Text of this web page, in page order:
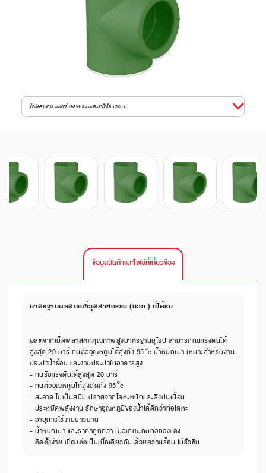
ข้อต่อสามทาง พีพีอาร์ เอสซีจี ระบบประปาน้ำร้อน 50 มม.
ข้อมูลสินค้าและไฟล์ที่เกี่ยวข้อง
มาตรฐานผลิตภัณฑ์อุตสาหกรรม (มอก.) ที่ได้รับ
ผลิตจากเม็ดพลาสติกคุณภาพสูงมาตรฐานยุโรป สามารถทนแรงดันได้
สูงสุด 20 บาร์ ทนต่ออุณหภูมิได้สูงถึง 95°c น้ำหนักเบา เหมาะสำหรับงาน
ประปาน้ำร้อน และงานประปาในอาคารสูง
- ทนรับแรงดันได้สูงสุด 20 บาร์
- ทนต่ออุณหภูมิได้สูงสุดถึง 95°c
- สะอาด ไม่เป็นสนิม ปราศจากโลหะหนักและสิ่งปนเปื้อน
- ประหยัดพลังงาน รักษาอุณหภูมิของน้ำได้ดีกว่าท่อโลหะ
- อายุการใช้งานยาวนาน
- น้ำหนักเบา และราคาถูกกว่า เมื่อเทียบกับท่อทองแดง
- ติดตั้งง่าย เชื่อมต่อเป็นเนื้อเดียวกัน ด้วยความร้อน ไม่รั่วซึม